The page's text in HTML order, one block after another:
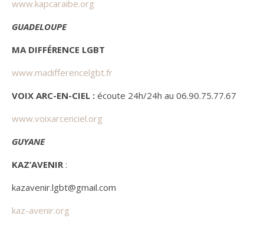
www.kapcaraibe.org
GUADELOUPE
MA DIFFÉRENCE LGBT
www.madifferencelgbt.fr
VOIX ARC-EN-CIEL : écoute 24h/24h au 06.90.75.77.67
www.voixarcenciel.org
GUYANE
KAZ’AVENIR:
kazavenir.lgbt@gmail.com
kaz-avenir.org